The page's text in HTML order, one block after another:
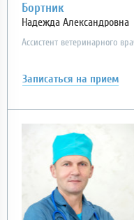
Бортник
Надежда Александровна
Ассистент ветеринарного
Записаться на прием